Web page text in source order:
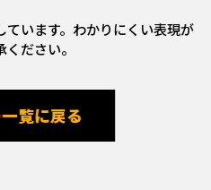
います。わかりにくい表現が
ださい。
覧に戻る